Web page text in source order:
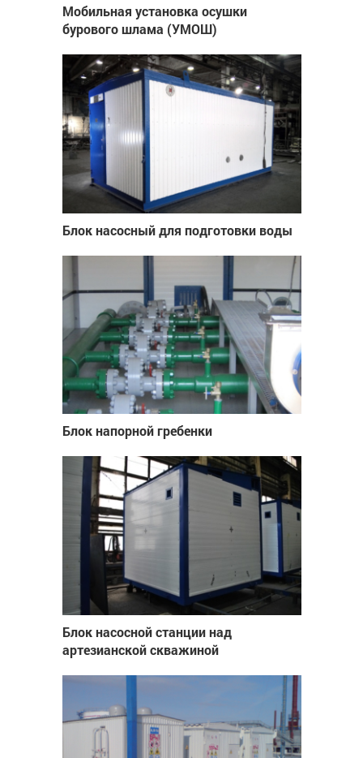
Мобильная установка осушки
бурового шлама (УМОШ)
Блок насосный для подготовки воды
Блок напорной гребенки
Блок насосной станции над
артезианской скважиной